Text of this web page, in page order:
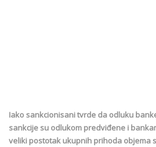
Iako sankcionisani tvrde da odluku
sankcije su odlukom predviđene i
veliki postotak ukupnih prihoda objema